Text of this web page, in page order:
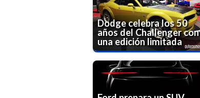
Dodge celebra los 50
años del Challenger con
una edición limitada